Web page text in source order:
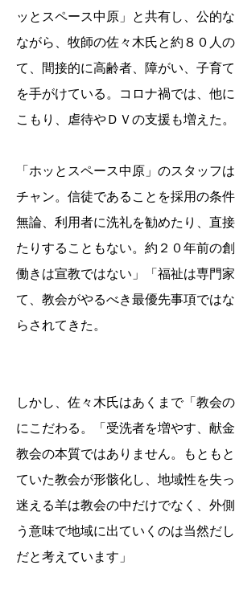
ッとスペース中原」と共有し、公的
ながら、牧師の佐々木氏と約８０人
て、間接的に高齢者、障がい、子育
を手がけている。コロナ禍では、他
こもり、虐待やＤＶの支援も増えた。
「ホッとスペース中原」のスタッフ
チャン。信徒であることを採用の条件
無論、利用者に洗礼を勧めたり、直
たりすることもない。約２０年前の
働きは宣教ではない」「福祉は専門
て、教会がやるべき最優先事項では
らされてきた。
しかし、佐々木氏はあくまで「教会
にこだわる。「受洗者を増やす、献
教会の本質ではありません。もとも
ていた教会が形骸化し、地域性を失っ
迷える羊は教会の中だけでなく、外
う意味で地域に出ていくのは当然だ
だと考えています」